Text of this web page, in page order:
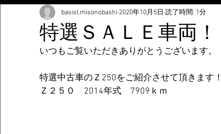
特選ＳＡＬＥ車両
basist.misonobashi 2020年10月5日 読了時間: 1分
いつもご覧いただきありがとうございます。
特選中古車のＺ250をご紹介させて頂きます
Ｚ２５０　2014年式　7909ｋｍ